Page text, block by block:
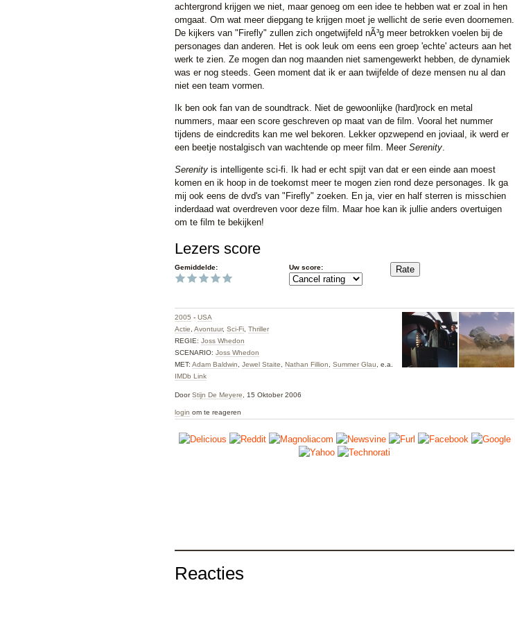
achtergrond krijgen we niet, maar genoeg om een idee te hebben wat er zoal in hen
omgaat. Om wat meer diepgang te krijgen moet je wellicht de serie even doornemen.
De kijkers van "Firefly" zullen zich ongetwijfeld nÃ³g meer betrokken voelen bij de
personages dan anderen. Het is ook leuk om eens een groep 'echte' acteurs aan het
werk te zien. Ze mogen dan nog maanden niet samengewerkt hebben, de dynamiek
was er nog steeds. Geen moment dat ik er aan twijfelde of deze mensen nu al dan
niet een team vormen.
Ik ben ook fan van de soundtrack. Niet de gewoonlijke (hard)rock en metal
nummers, maar een score geschreven op maat van de film. Vooral het nummer
tijdens de eindcredits kan me wel bekoren. Lekker opzwepend en joviaal, ik werd er
een beetje nostalgisch van wachtende op meer film. Meer Serenity.
Serenity is intelligente sci-fi. Ik had er echt spijt van dat er een einde aan moest
komen en ik hoop in de toekomst meer te mogen zien rond deze personages. Ik ga
mij ook eens de dvd's van "Firefly" zoeken. En ja, vier en half sterren is misschien
inderdaad wat overdreven voor deze film. Maar hoe kan ik jullie anders overtuigen
om te film te bekijken!
Lezers score
Gemiddelde: Uw score:
2005 - USA
Actie Avontuur, Sci-Fi Thriller
REGIE: Joss Whedon
SCENARIO: Joss Whedon
MET: Adam Baldwin Jewel Staite Nathan Fillion Summer Glau , e.a.
IMDb Link
DoorStijn De Meyere, 15 Oktober 2006
login om te reageren
Reacties